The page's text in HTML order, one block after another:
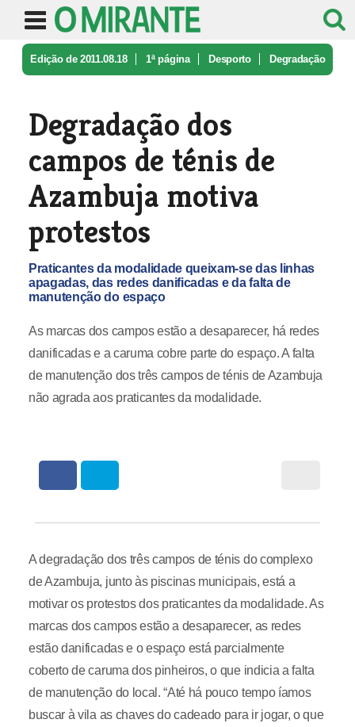
Edição de 2011.08.18 1ª página Desporto Degradação
Degradação dos
campos de ténis de
Azambuja motiva
protestos
Praticantes da modalidade queixam-se das linhas
apagadas, das redes danificadas e da falta de
manutenção do espaço
As marcas dos campos estão a desaparecer, há redes
danificadas e a caruma cobre parte do espaço. A falta
de manutenção dos três campos de ténis de Azambuja
não agrada aos praticantes da modalidade.
A degradação dos três campos de ténis do complexo
de Azambuja, junto às piscinas municipais, está a
motivar os protestos dos praticantes da modalidade. As
marcas dos campos estão a desaparecer, as redes
estão danificadas e o espaço está parcialmente
coberto de caruma dos pinheiros, o que indicia a falta
de manutenção do local. “Até há pouco tempo íamos
buscar à vila as chaves do cadeado para ir jogar, o que